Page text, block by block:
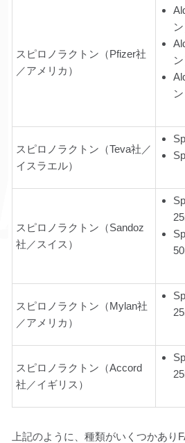
スピロノラクトン（Pfizer社
／アメリカ）
スピロノラクトン（Teva社／
イスラエル）
スピロノラクトン（Sandoz
社／スイス）
スピロノラクトン（Mylan社
／アメリカ）
スピロノラクトン（Accord
社／イギリス）
上記のように、種類がいくつかあり